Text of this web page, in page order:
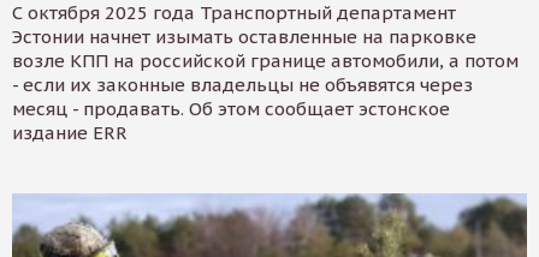
С октября 2025 года Транспортный департамент
Эстонии начнет изымать оставленные на парковке
возле КПП на российской границе автомобили, а потом
- если их законные владельцы не объявятся через
месяц - продавать. Об этом сообщает эстонское
издание ERR